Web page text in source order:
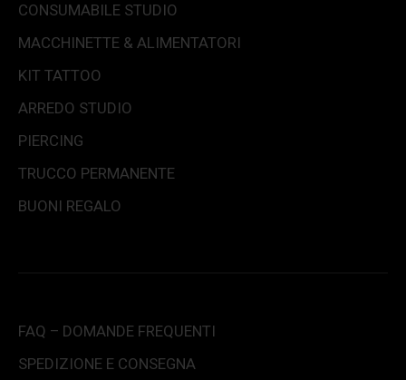
CONSUMABILE STUDIO
MACCHINETTE & ALIMENTATORI
KIT TATTOO
ARREDO STUDIO
PIERCING
TRUCCO PERMANENTE
BUONI REGALO
FAQ – DOMANDE FREQUENTI
SPEDIZIONE E CONSEGNA